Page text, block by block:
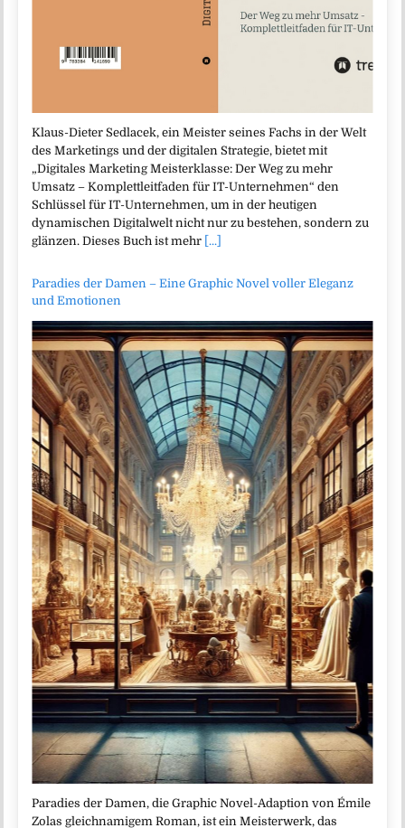
Klaus-Dieter Sedlacek, ein Meister seines Fachs in der Welt
des Marketings und der digitalen Strategie, bietet mit
„Digitales Marketing Meisterklasse: Der Weg zu mehr
Umsatz – Komplettleitfaden für IT-Unternehmen“ den
Schlüssel für IT-Unternehmen, um in der heutigen
dynamischen Digitalwelt nicht nur zu bestehen, sondern zu
glänzen. Dieses Buch ist mehr [...]
Paradies der Damen – Eine Graphic Novel voller Eleganz
und Emotionen
Paradies der Damen, die Graphic Novel-Adaption von Émile
Zolas gleichnamigem Roman, ist ein Meisterwerk, das